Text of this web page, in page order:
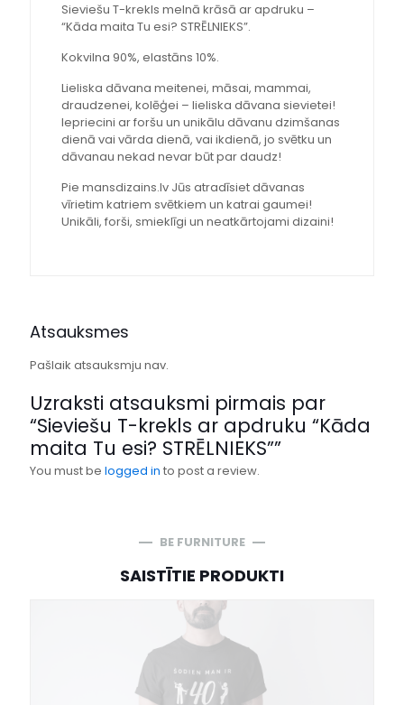
Sieviešu T-krekls melnā krāsā ar apdruku –
“Kāda maita Tu esi? STRĒLNIEKS”.
Kokvilna 90%, elastāns 10%.
Lieliska dāvana meitenei, māsai, mammai,
draudzenei, kolēģei – lieliska dāvana sievietei!
Iepriecini ar foršu un unikālu dāvanu dzimšanas
dienā vai vārda dienā, vai ikdienā, jo svētku un
dāvanau nekad nevar būt par daudz!
Pie mansdizains.lv Jūs atradīsiet dāvanas
vīrietim katriem svētkiem un katrai gaumei!
Unikāli, forši, smieklīgi un neatkārtojami dizaini!
Atsauksmes
Pašlaik atsauksmju nav.
Uzraksti atsauksmi pirmais par
“Sieviešu T-krekls ar apdruku “Kāda
maita Tu esi? STRĒLNIEKS””
You must be logged in to post a review.
BE FURNITURE
SAISTĪTIE PRODUKTI